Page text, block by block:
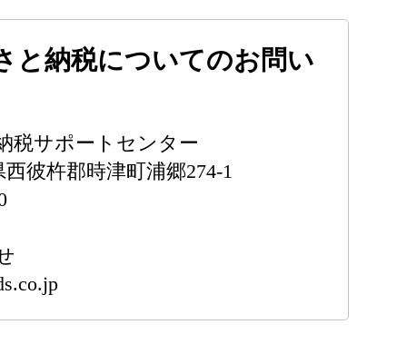
納税についてのお問い
サポートセンター
彼杵郡時津町浦郷274-1